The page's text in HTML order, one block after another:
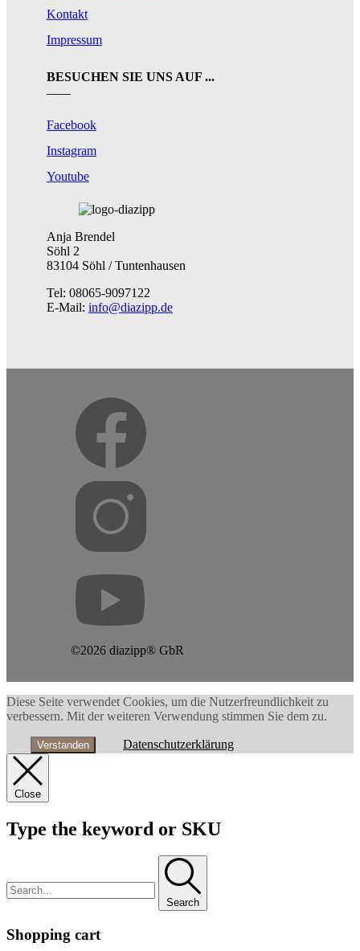
Kontakt
Impressum
BESUCHEN SIE UNS AUF ...
Facebook
Instagram
Youtube
Anja Brendel
Söhl 2
83104 Söhl / Tuntenhausen
Tel: 08065-9097122
E-Mail: info@diazipp.de
©2026 diazipp® GbR
Diese Seite verwendet Cookies, um die Nutzerfreundlichkeit zu
verbessern. Mit der weiteren Verwendung stimmen Sie dem zu.
Verstanden Datenschutzerklärung
Close
Type the keyword or SKU
Search
Shopping cart